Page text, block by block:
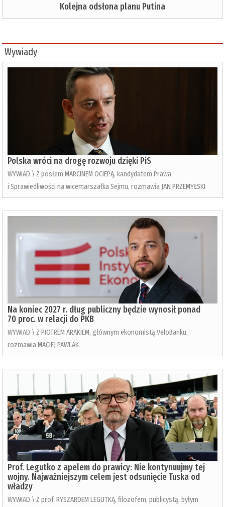
Kolejna odsłona planu Putina
Wywiady
Polska wróci na drogę rozwoju dzięki PiS
WYWIAD \ Z posłem MARCINEM OCIEPĄ, kandydatem Prawa
i Sprawiedliwości na wicemarszałka Sejmu, rozmawia JAN PRZEMYŁSKI
Na koniec 2027 r. dług publiczny będzie wynosił ponad
70 proc. w relacji do PKB
WYWIAD \ Z PIOTREM ARAKIEM, głównym ekonomistą VeloBanku,
rozmawia MACIEJ PAWLAK
Prof. Legutko z apelem do prawicy: Nie kontynuujmy tej
wojny. Najważniejszym celem jest odsunięcie Tuska od
władzy
WYWIAD \ Z prof. RYSZARDEM LEGUTKĄ, filozofem, publicystą, byłym